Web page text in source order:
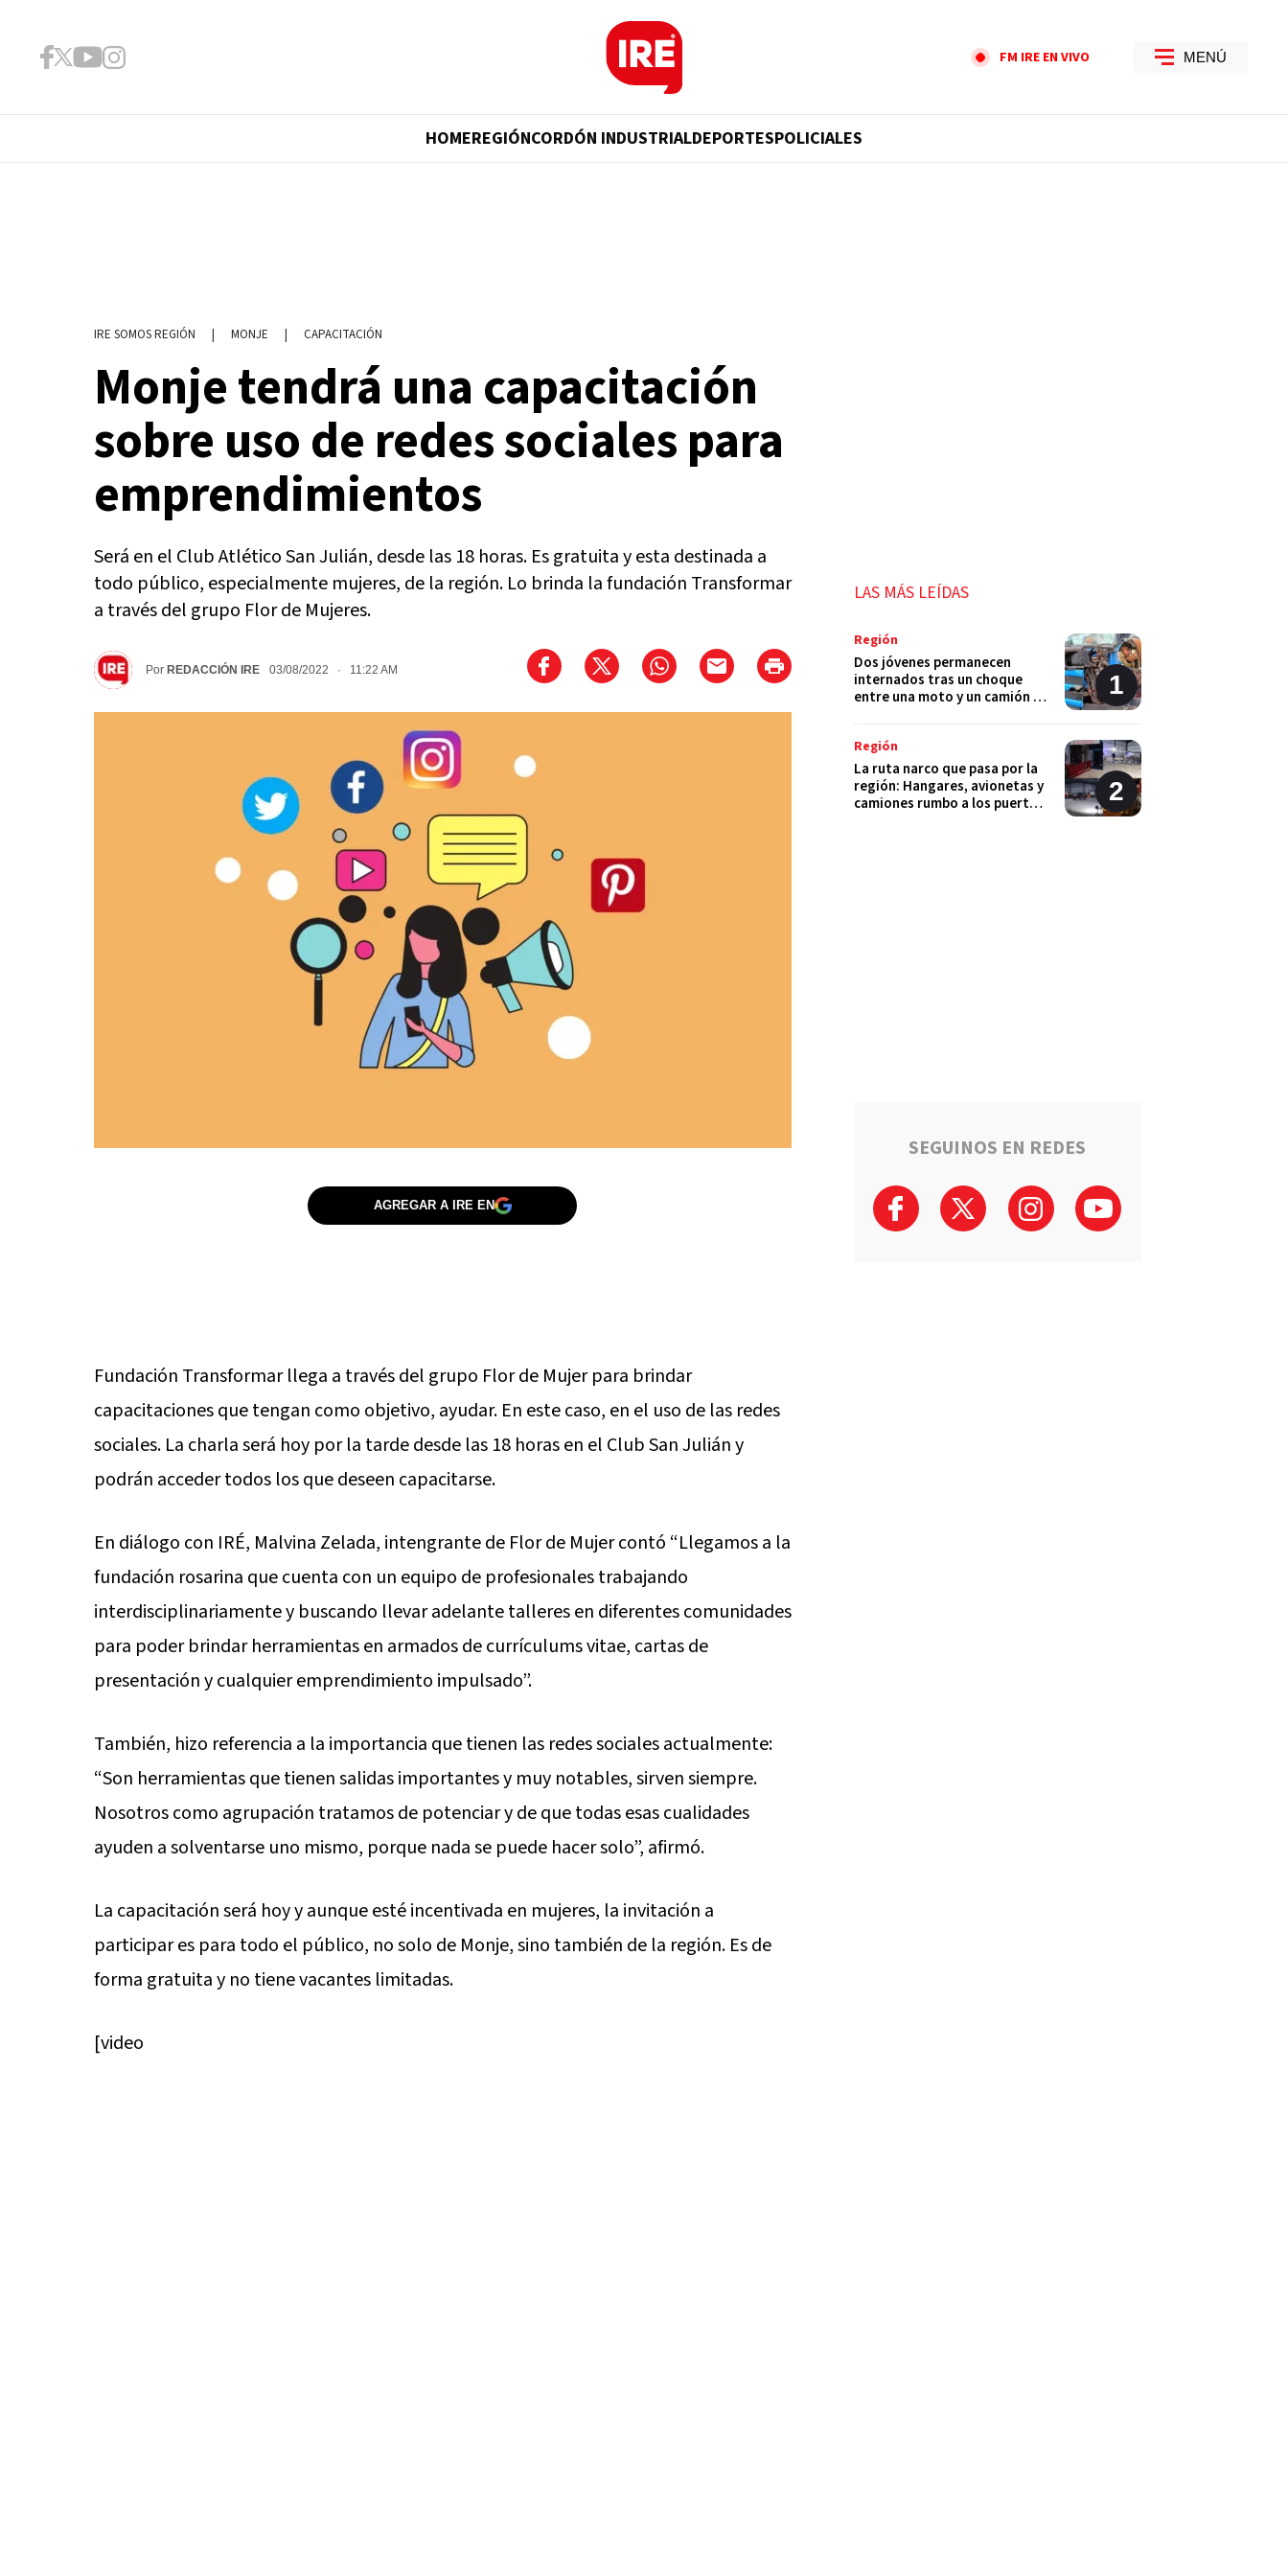
FM IRE EN VIVO MENÚ
HOMEREGIÓNCORDÓN INDUSTRIALDEPORTESPOLICIALES
IRE SOMOS REGIÓN | MONJE | CAPACITACIÓN
Monje tendrá una capacitación
sobre uso de redes sociales para
emprendimientos
Será en el Club Atlético San Julián, desde las 18 horas. Es gratuita y esta destinada a
todo público, especialmente mujeres, de la región. Lo brinda la fundación Transformar
a través del grupo Flor de Mujeres.
Por REDACCIÓN IRE 03/08/2022 · 11:22 AM
AGREGAR A IRE EN
Fundación Transformar llega a través del grupo Flor de Mujer para brindar
capacitaciones que tengan como objetivo, ayudar. En este caso, en el uso de las redes
sociales. La charla será hoy por la tarde desde las 18 horas en el Club San Julián y
podrán acceder todos los que deseen capacitarse.
En diálogo con IRÉ, Malvina Zelada, intengrante de Flor de Mujer contó “Llegamos a la
fundación rosarina que cuenta con un equipo de profesionales trabajando
interdisciplinariamente y buscando llevar adelante talleres en diferentes comunidades
para poder brindar herramientas en armados de currículums vitae, cartas de
presentación y cualquier emprendimiento impulsado”.
También, hizo referencia a la importancia que tienen las redes sociales actualmente:
“Son herramientas que tienen salidas importantes y muy notables, sirven siempre.
Nosotros como agrupación tratamos de potenciar y de que todas esas cualidades
ayuden a solventarse uno mismo, porque nada se puede hacer solo”, afirmó.
La capacitación será hoy y aunque esté incentivada en mujeres, la invitación a
participar es para todo el público, no solo de Monje, sino también de la región. Es de
forma gratuita y no tiene vacantes limitadas.
[video
LAS MÁS LEÍDAS
Región
Dos jóvenes permanecen
internados tras un choque
entre una moto y un camión en
Región
La ruta narco que pasa por la
región: Hangares, avionetas y
camiones rumbo a los puertos
en Luis PalaciosSEGUINOS EN REDES